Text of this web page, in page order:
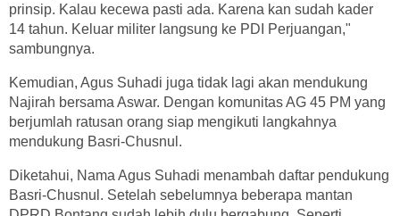
prinsip. Kalau kecewa pasti ada. Karena kan sudah kader
14 tahun. Keluar militer langsung ke PDI Perjuangan,"
sambungnya.
Kemudian, Agus Suhadi juga tidak lagi akan mendukung
Najirah bersama Aswar. Dengan komunitas AG 45 PM yang
berjumlah ratusan orang siap mengikuti langkahnya
mendukung Basri-Chusnul.
Diketahui, Nama Agus Suhadi menambah daftar pendukung
Basri-Chusnul. Setelah sebelumnya beberapa mantan